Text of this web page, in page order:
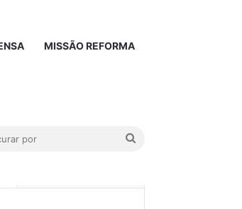
MISSÃO REFORMA